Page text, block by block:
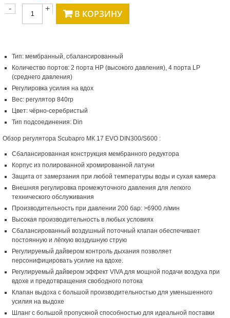
- + В КОРЗИНУ
Тип: мембранный, сбалансированный
Количество портов: 2 порта HP (высокого давления), 4 порта LP
(среднего давления)
Регулировка усилия на вдох
Вес: регулятор 840гр
Цвет: чёрно-серебристый
Тип подсоединения: Din
Обзор регулятора Scubapro МК 17 EVO DIN300/S600 :
Сбалансированная конструкция мембранного редуктора
Корпус из полированной хромированной латуни
Защита от замерзания при любой температуры воды и сухая камера
Внешняя регулировка промежуточного давления для легкого
технического обслуживания
Производительность при давлении 200 бар: >6900 л/мин
Высокая производительность в любых условиях
Сбалансированный воздушный поточный клапан обеспечивает
постоянную и лёгкую воздушную струю
Регулируемый дайвером контроль дыхания позволяет
персонифицировать усилие на вдохе.
Регулируемый дайвером эффект VIVA для мощной подачи воздуха при
вдохе и предотвращения свободного потока
Клапан выдоха с большой производительностью для уменьшенного
усилия на выдохе
Шланг с большой пропускной способностью для идеальной поставки